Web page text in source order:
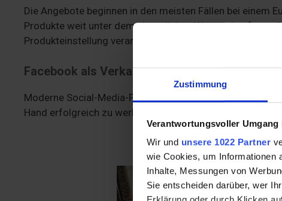
Zustimmung
Verantwortungsvoller Umgang
Wir und unsere 1022 Partner
wie Cookies, um Informationen
Inhalte, Messungen von
Sie entscheiden darüber, wer
Die Angebote beginnen in den meisten Fällen bei einem
Produkte weit unter dem eigentlichen Wert verkauft
Produkteinstellung verantwortlich.
Facebook als Verkaufsplattform
Moderne Social-Media-Portale bieten innerhalb von
Hand erfolgreich zu werben.